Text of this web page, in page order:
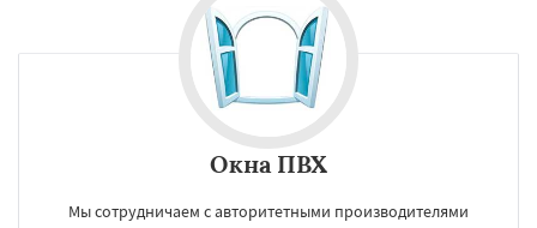
Окна ПВХ
Мы сотрудничаем с авторитетными производителями